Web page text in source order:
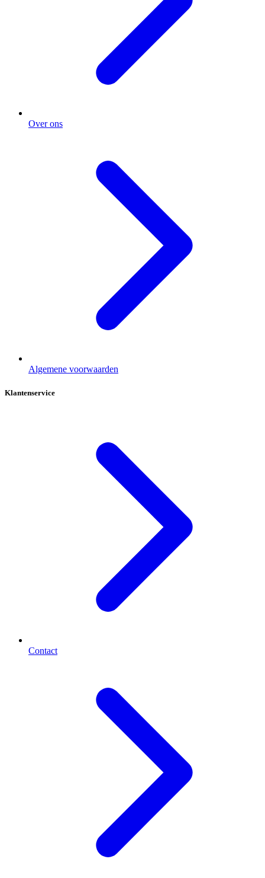
Over ons
Algemene voorwaarden
Klantenservice
Contact